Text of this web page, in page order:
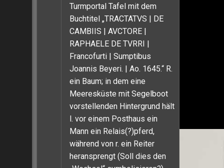
Turmportal Tafel mit dem
Buchtitel „TRACTATVS | DE
CAMBIIS | AVCTORE |
RAPHAELE DE TVRRI |
Francofurti | Sumptibus
Joannis Beyeri. | Ao. 1645.“ R.
ein Baum; in dem eine
Meeresküste mit Segelboot
vorstellenden Hintergrund hält
l. vor einem Posthaus ein
Mann ein Relais(?)pferd,
während von r. ein Reiter
heransprengt (Soll dies den